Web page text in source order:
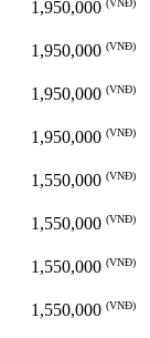
1,950,000 (VNĐ)
1,950,000 (VNĐ)
1,950,000 (VNĐ)
1,950,000 (VNĐ)
1,550,000 (VNĐ)
1,550,000 (VNĐ)
1,550,000 (VNĐ)
1,550,000 (VNĐ)